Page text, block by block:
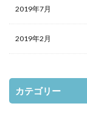
2019年7月
2019年2月
カテゴリー